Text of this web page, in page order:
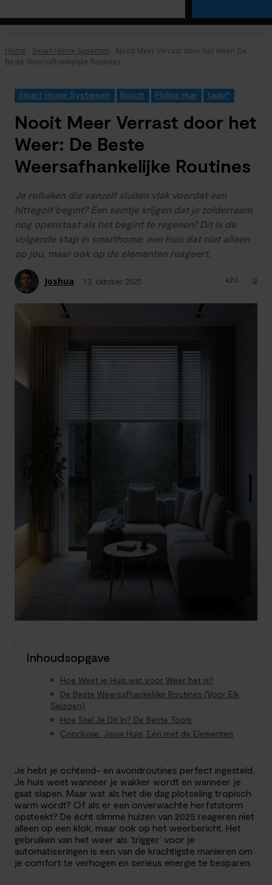
Home Smart Home Systemen
Nooit Meer Verrast door het Weer: De
Beste Weersafhankelijke Routines
Smart Home Systemen Bosch Philips Hue tado°
Nooit Meer Verrast door het
Weer: De Beste
Weersafhankelijke Routines
Je rolluiken die vanzelf sluiten vlak voordat een
hittegolf begint? Een seintje krijgen dat je zolderraam
nog openstaat als het begint te regenen? Dit is de
volgende stap in smarthome: een huis dat niet alleen
op jou, maar ook op de elementen reageert.
Joshua 13. oktober 2025 0
420
Inhoudsopgave
Hoe Weet je Huis wat voor Weer het is?
De Beste Weersafhankelijke Routines (Voor Elk
Seizoen)
Hoe Stel Je Dit In? De Beste Tools
Conclusie: Jouw Huis, Eén met de Elementen
Je hebt je ochtend- en avondroutines perfect ingesteld.
Je huis weet wanneer je wakker wordt en wanneer je
gaat slapen. Maar wat als het die dag plotseling tropisch
warm wordt? Of als er een onverwachte herfststorm
opsteekt? De écht slimme huizen van 2025 reageren niet
alleen op een klok, maar ook op het weerbericht. Het
gebruiken van het weer als ’trigger’ voor je
automatiseringen is een van de krachtigste manieren om
je comfort te verhogen en serieus energie te besparen.